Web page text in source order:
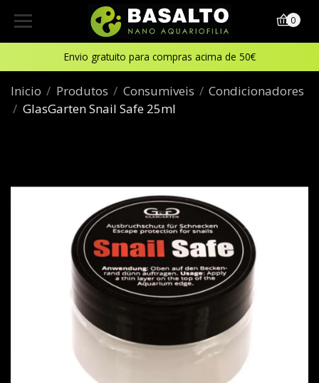
Envio gratuito para compras acima de 50€
0
Inicio Produtos Consumiveis
Condicionadores
GlasGarten Snail Safe 25ml